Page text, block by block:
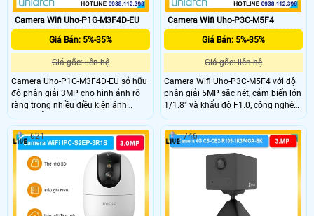
Camera Wifi Uho-P1G-M3F4D-EU
Giá Bán: 5%-35%
Giá gốc: liên hệ
Camera Uho-P1G-M3F4D-EU sở hữu
độ phân giải 3MP cho hình ảnh rõ
ràng trong nhiều điều kiện ánh
sáng. Hỗ trợ hồng ngoại và đèn ánh
sáng ấm tầm xa 30m giúp quan sát
ban đêm hiệu quả. Tích hợp đàm
thoại hai chiều và cảnh báo thông
minh nâng cao an ninh.
Camera Wifi Uho-P3C-M5F4
Giá Bán: 5%-35%
Giá gốc: liên hệ
Camera Wifi Uho-P3C-M5F4 với độ
phân giải 5MP sắc nét, cảm biến lớn
1/1.8" và khẩu độ F1.0, công nghệ
ColorHunter kết hợp Wise ISP giúp
ghi hình màu 24/7 ngay cả trong
điều kiện thiếu sáng. Hỗ trợ đèn ánh
sáng ấm tầm xa 30m cùng đàm
thoại hai chiều tiện lợi.
621 746